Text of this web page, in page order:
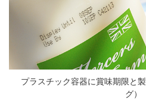
プラスチック容器に賞味期限と
グ）